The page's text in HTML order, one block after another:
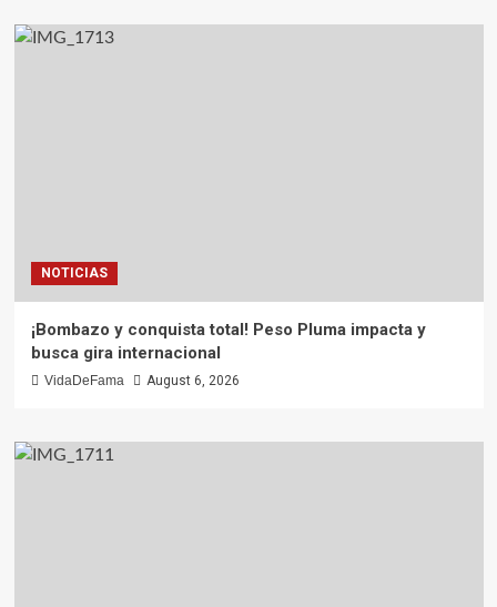
NOTICIAS
¡Bombazo y conquista total! Peso Pluma impacta y
busca gira internacional
VidaDeFama August 6, 2026